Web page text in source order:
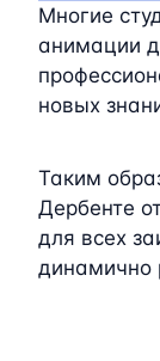
Многие
анимации
новых
Таким
Дербенте
для всех
динамично